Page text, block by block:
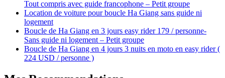
Tout compris avec guide francophone – Petit groupe
Location de voiture pour boucle Ha Giang sans guide ni
logement
Boucle de Ha Giang en 3 jours easy rider 179 / personne-
Sans guide ni logement – Petit groupe
Boucle de Ha Giang en 4 jours 3 nuits en moto en easy rider (
224 USD / personne )